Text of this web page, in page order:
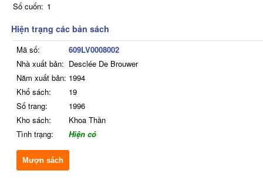
Số cuốn: 1
Hiện trạng các bản sách
Mã số:
609LV0008002
Nhà xuất bản: Desclée De Brouwer
Năm xuất bản: 1994
Khổ sách:
19
Số trang:
1996
Kho sách:
Khoa Thần
Tình trạng:
Hiện có
Mượn sách